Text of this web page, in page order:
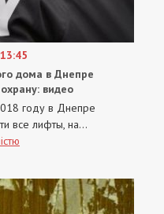
дома в Днепре
видео
году в Днепре
все лифты, на...